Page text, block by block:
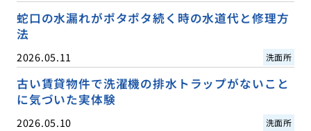
蛇口の水漏れがポタポタ続く時の水道代と修理方
法
2026.05.11 洗面所
古い賃貸物件で洗濯機の排水トラップがないこと
に気づいた実体験
2026.05.10 洗面所